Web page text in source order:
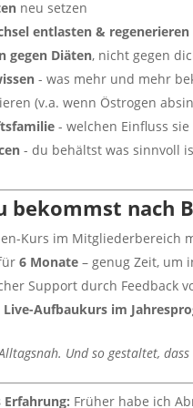
neu setzen
entlasten & regenerieren
gegen Diäten, nicht gegen
- was mehr und mehr
(v.a. wenn Östrogen
- welchen Einfluss
- du behältst was sinnvoll
bekommst nach
Kurs im Mitgliederbereich
6 Monate – genug Zeit, um
Support durch Feedback
Live-Aufbaukurs im
Und so gestaltet,
Erfahrung: Früher habe ich